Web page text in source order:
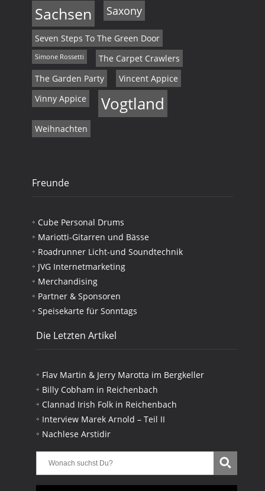
Sachsen Saxony
Seven Steps To The Green Door
Simone Rossetti
The Carpet Crawlers
The Garden Party
Vincent Appice
Vinny Appice
Vogtland
Weihnachten
Freunde
Cube Personal Drums
Mariotti-Gitarren und Bässe
Roadrunner Licht-und Soundtechnik
JVG Internetmarketing
Merchandising
Partner & Sponsoren
Speisekarte für Sonntags
Die Letzten Artikel
Flav Martin & Jerry Marotta im Bergkeller
Billy Cobham in Reichenbach
Clannad Irish Folk in Reichenbach
Interview Marek Arnold – Teil II
Nachlese Arstidir